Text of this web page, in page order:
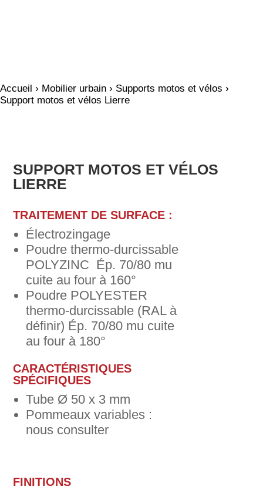
Accueil › Mobilier urbain › Supports motos et vélos ›
Support motos et vélos Lierre
SUPPORT MOTOS ET VÉLOS
LIERRE
TRAITEMENT DE SURFACE :
Électrozingage
Poudre thermo-durcissable
POLYZINC Ép. 70/80 mu
cuite au four à 160°
Poudre POLYESTER
thermo-durcissable (RAL à
définir) Ép. 70/80 mu cuite
au four à 180°
CARACTÉRISTIQUES
SPÉCIFIQUES
Tube Ø 50 x 3 mm
Pommeaux variables :
nous consulter
FINITIONS